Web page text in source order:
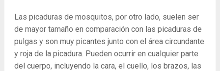
Las picaduras de mosquitos, por otro lado, suelen ser
de mayor tamaño en comparación con las picaduras de
pulgas y son muy picantes junto con el área circundante
y roja de la picadura. Pueden ocurrir en cualquier parte
del cuerpo, incluyendo la cara, el cuello, los brazos, las